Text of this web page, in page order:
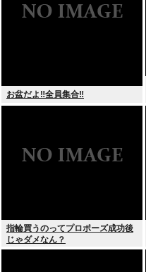
お盆だよ‼全員集合‼
指輪買うのってプロポーズ成功後
じゃダメなん？